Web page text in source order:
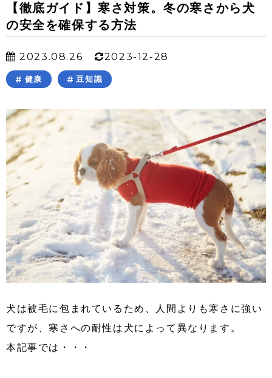
【徹底ガイド】寒さ対策。冬の寒さから犬
の安全を確保する方法
2023.08.26 2023-12-28
健康 豆知識
犬は被毛に包まれているため、人間よりも寒さに強い
ですが、寒さへの耐性は犬によって異なります。
本記事では・・・